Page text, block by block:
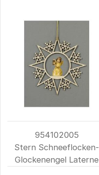
954102005
Stern Schneeflocken-
Glockenengel Laterne